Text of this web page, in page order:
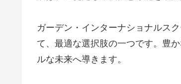
ガーデン・インターナショナルス
て、最適な選択肢の一つです。豊
ルな未来へ導きます。